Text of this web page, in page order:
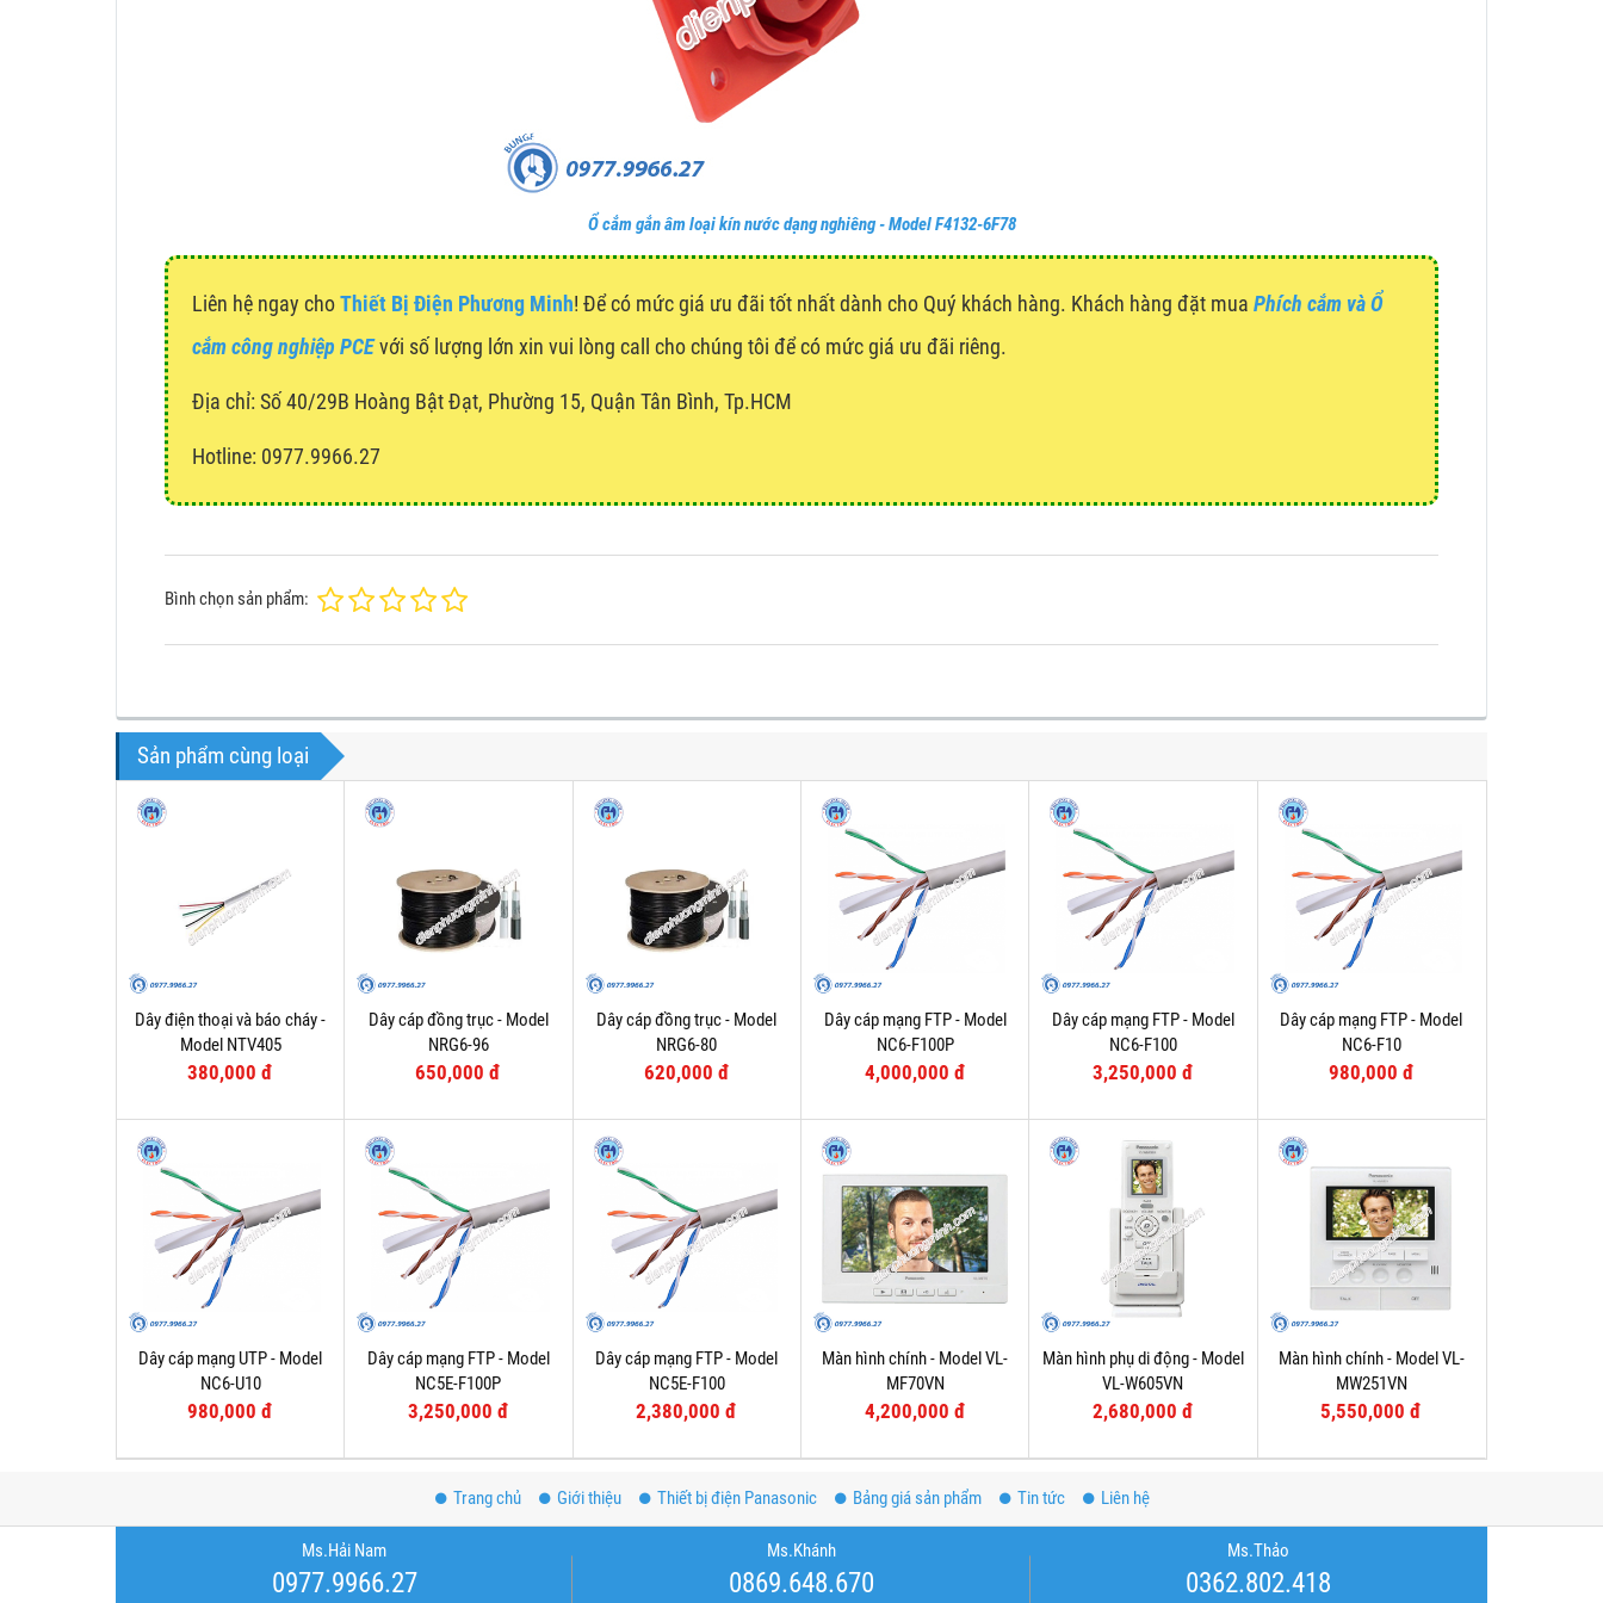
Ổ cắm gắn âm loại kín nước dạng nghiêng - Model F4132-6F78
Liên hệ ngay choThiết Bị Điện Phương Minh! Để có mức giá ưu đãi tốt nhất dành cho Quý khách hàng. Khách hàng đặt mua Phích cắm và Ổ
cắm công nghiệp PCEvới số lượng lớn xin vui lòng call cho chúng tôi để có mức giá ưu đãi riêng.
Địa chỉ: Số 40/29B Hoàng Bật Đạt, Phường 15, Quận Tân Bình, Tp.HCM
Hotline: 0977.9966.27
Bình chọn sản phẩm:
Sản phẩm cùng loại
Dây điện thoại và báo cháy -
Model NTV405
380,000 đ
Dây cáp đồng trục - Model
NRG6-96
650,000 đ
Dây cáp đồng trục - Model
NRG6-80
620,000 đ
Dây cáp mạng FTP - Model
NC6-F100P
4,000,000 đ
Dây cáp mạng FTP - Model
NC6-F100
3,250,000 đ
Dây cáp mạng FTP - Model
NC6-F10
980,000 đ
Dây cáp mạng UTP - Model
NC6-U10
980,000 đ
Dây cáp mạng FTP - Model
NC5E-F100P
3,250,000 đ
Dây cáp mạng FTP - Model
NC5E-F100
2,380,000 đ
Màn hình chính - Model VL-
MF70VN
4,200,000 đ
Màn hình phụ di động - Model
VL-W605VN
2,680,000 đ
Màn hình chính - Model VL-
MW251VN
5,550,000 đ
Trang chủ Giới thiệu Thiết bị điện Panasonic Bảng giá sản phẩm Tin tức Liên hệ
Ms.Hải Nam
0977.9966.27
Ms.Khánh
0869.648.670
Ms.Thảo
0362.802.418